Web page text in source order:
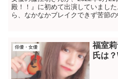
殿！！』に初めて出演していまし
ら、なかなかブレイクできず苦節
俳優・女優
福室
氏は